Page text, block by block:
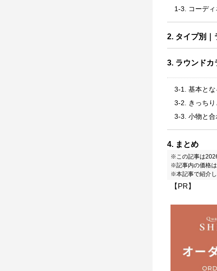
1-3. コーデ
2. タイプ別｜
3. ラウンドカ
3-1. 基本と
3-2. きっち
3-3. 小物と
4. まとめ
※この記事は
※記事内の価格
※本記事で紹介
【PR】